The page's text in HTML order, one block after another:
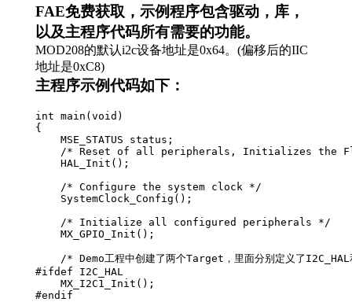
FAE免费获取，示例程序包含驱动，库，
以及主程序代码所有需要的功能。
MOD208的默认i2c设备地址是0x64。(偏移后的IIC
地址是0xC8)
主程序示例代码如下：
int main(void)
{
MSE_STATUS status;
/* Reset of all peripherals, Initializes the
HAL_Init();
/* Configure the system clock */
SystemClock_Config();
/* Initialize all configured peripherals */
MX_GPIO_Init();
/* Demo工程中创建了两个Target，里面分别定义了I2C_HAL
#ifdef I2C_HAL
MX_I2C1_Init();
#endif